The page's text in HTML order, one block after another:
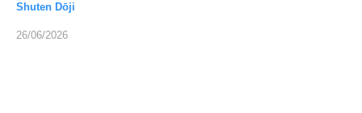
Shuten Dōji
26/06/2026